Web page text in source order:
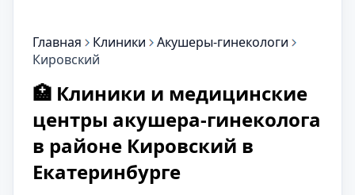
Главная Клиники
Акушеры-гинекологи
Кировский
🏥 Клиники и медицинские
центры акушера-гинеколога
в районе Кировский в
Екатеринбурге